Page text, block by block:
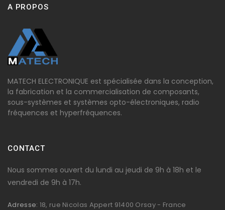
A PROPOS
MATECH ELECTRONIQUE est spécialisée dans la conception,
la fabrication et la commercialisation de composants,
sous-systèmes et systèmes opto-électroniques, radio
fréquences et hyperfréquences.
CONTACT
Nous sommes ouvert du lundi au jeudi de 9h à 18h et le
vendredi de 9h à 17h.
Adresse: 18, rue Nicolas Appert 91400 Orsay - France